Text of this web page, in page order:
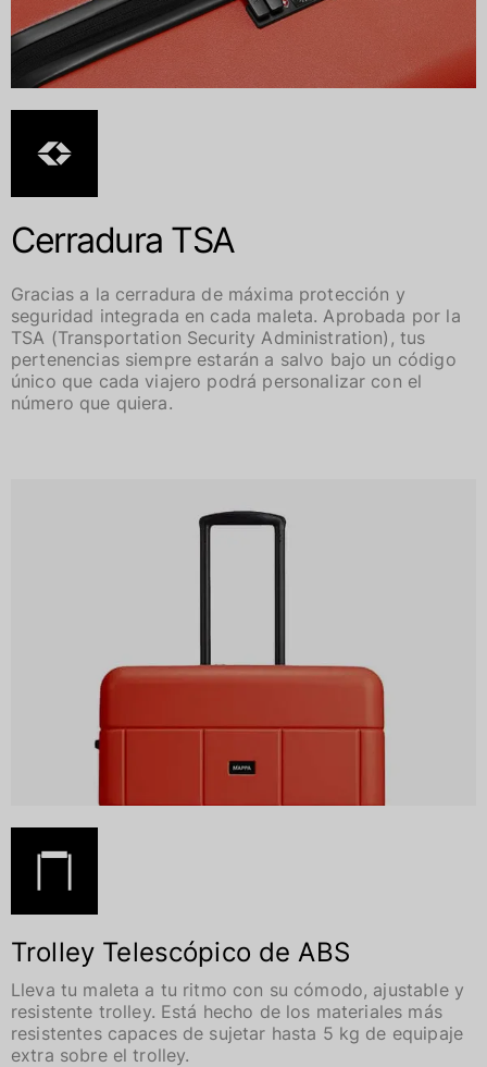
Cerradura TSA
Gracias a la cerradura de máxima protección y
seguridad integrada en cada maleta. Aprobada por la
TSA (Transportation Security Administration), tus
pertenencias siempre estarán a salvo bajo un código
único que cada viajero podrá personalizar con el
número que quiera.
Trolley Telescópico de ABS
Lleva tu maleta a tu ritmo con su cómodo, ajustable y
resistente trolley. Está hecho de los materiales más
resistentes capaces de sujetar hasta 5 kg de equipaje
extra sobre el trolley.